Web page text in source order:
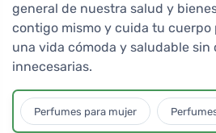
general de nuestra salud y
contigo mismo y cuida tu cuerpo
una vida cómoda y saludable sin
innecesarias.
Perfumes para mujer